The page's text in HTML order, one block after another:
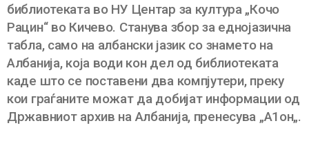
библиотеката во НУ Центар за култура „Кочо
Рацин“ во Кичево. Станува збор за еднојазична
табла, само на албански јазик со знамето на
Албанија, која води кон дел од библиотеката
каде што се поставени два компјутери, преку
кои граѓаните можат да добијат информации од
Државниот архив на Албанија, пренесува „А1он„.